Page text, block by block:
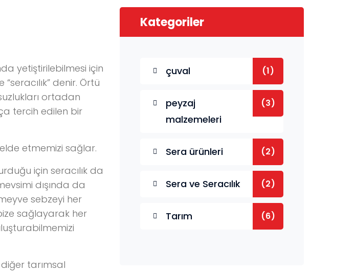
yetiştirilebilmesi için
denir. Örtü
ortadan
tercih edilen bir
etmemizi sağlar.
için seracılık da
dışında da
sebzeyi her
sağlayarak her
diğer tarımsal
Kategoriler
çuval (1)
peyzaj
malzemeleri
(3)
Sera ürünleri (2)
Sera ve Seracılık (2)
Tarım (6)